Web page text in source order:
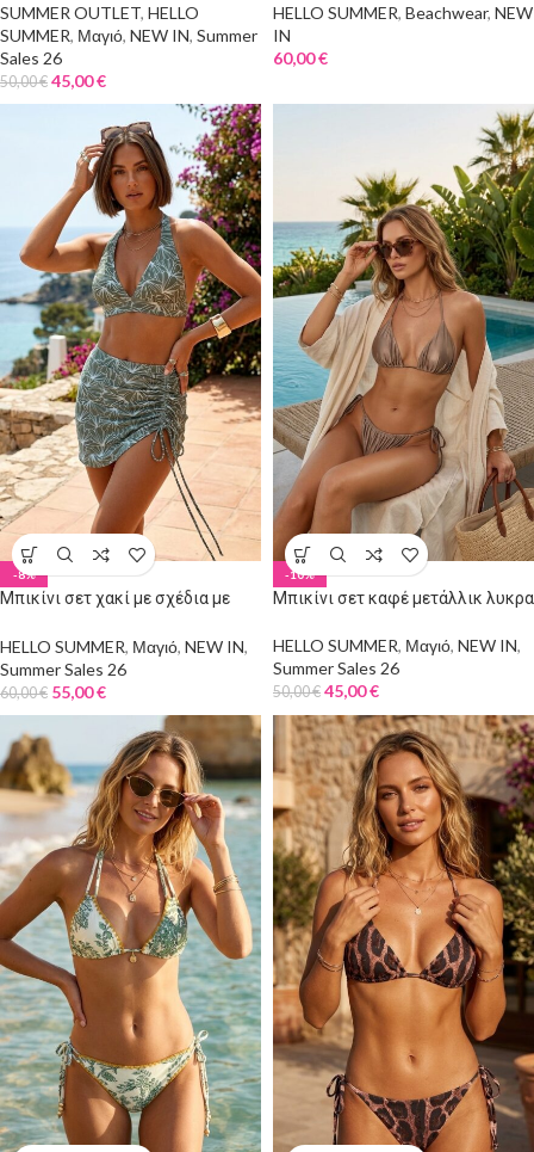
SUMMER OUTLET, HELLO
SUMMER, Μαγιό, NEW IN, Summer
Sales 26
50,00€ 45,00€
HELLO SUMMER, Beachwear, NEW
IN
60,00€
-8%
Μπικίνι σετ χακί με σχέδια με
HELLO SUMMER, Μαγιό, NEW IN,
Summer Sales 26
60,00€ 55,00€
-10%
Μπικίνι σετ καφέ μετάλλικ λυκρα
HELLO SUMMER, Μαγιό, NEW IN,
Summer Sales 26
50,00€ 45,00€